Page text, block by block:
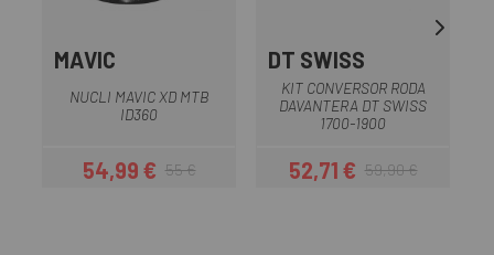
MAVIC
NUCLI MAVIC XD MTB
ID360
Preu
54,99 €Preu regular
55 €
DT SWISS
KIT CONVERSOR RODA
DAVANTERA DT SWISS
1700-1900
Preu
52,71 €Preu regular
59,90 €